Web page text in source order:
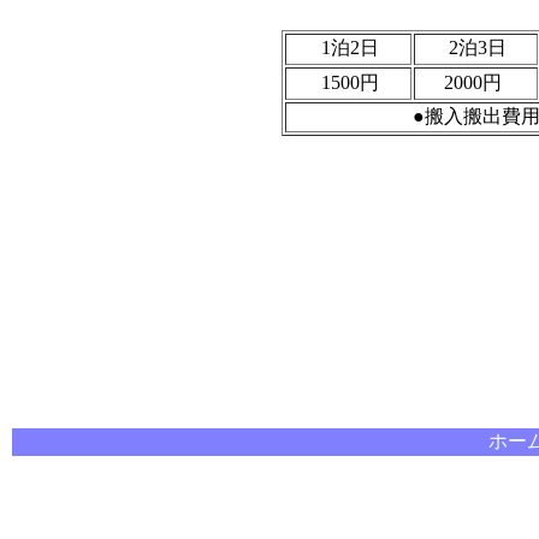
1泊2日
2泊3日
1500円
2000円
●搬入搬出費
ホー